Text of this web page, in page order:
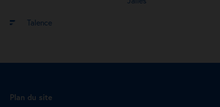
Talence
Plan du site